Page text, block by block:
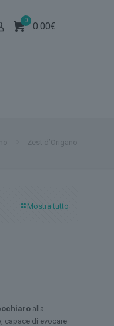
0
0.00€
Zest d’Origano
Mostra tutto
alla
, capace di evocare